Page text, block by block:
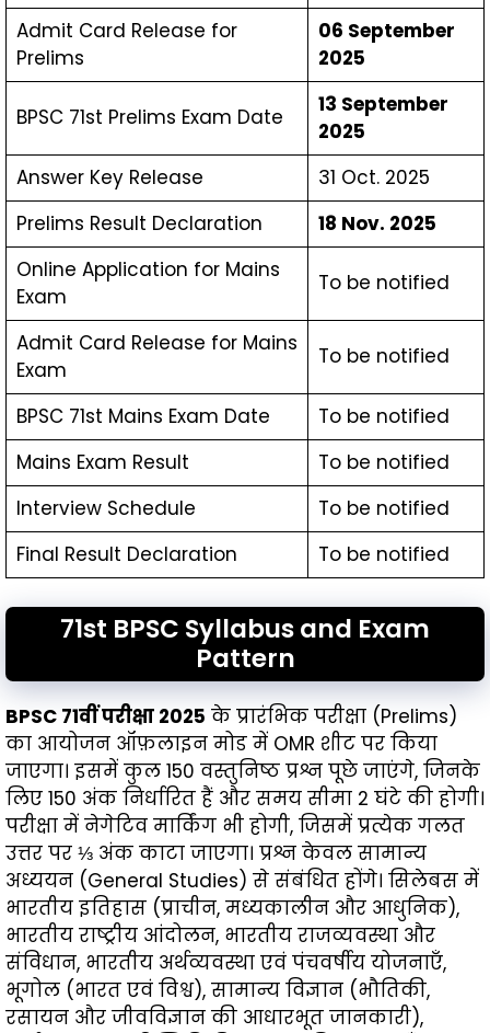
Admit Card Release for
Prelims
06 September
2025
BPSC 71st Prelims Exam Date
13 September
2025
Answer Key Release
31 Oct. 2025
Prelims Result Declaration
18 Nov. 2025
Online Application for Mains
Exam
To be notified
Admit Card Release for Mains
Exam
To be notified
BPSC 71st Mains Exam Date
To be notified
Mains Exam Result
To be notified
Interview Schedule
To be notified
Final Result Declaration
To be notified
71st BPSC Syllabus and Exam
Pattern
BPSC 71वीं परीक्षा 2025 के प्रारंभिक परीक्षा (Prelims)
का आयोजन ऑफ़लाइन मोड में OMR शीट पर किया
जाएगा। इसमें कुल 150 वस्तुनिष्ठ प्रश्न पूछे जाएंगे, जिनके
लिए 150 अंक निर्धारित हैं और समय सीमा 2 घंटे की होगी।
परीक्षा में नेगेटिव मार्किंग भी होगी, जिसमें प्रत्येक गलत
उत्तर पर ⅓ अंक काटा जाएगा। प्रश्न केवल सामान्य
अध्ययन (General Studies) से संबंधित होंगे। सिलेबस में
भारतीय इतिहास (प्राचीन, मध्यकालीन और आधुनिक),
भारतीय राष्ट्रीय आंदोलन, भारतीय राजव्यवस्था और
संविधान, भारतीय अर्थव्यवस्था एवं पंचवर्षीय योजनाएँ,
भूगोल (भारत एवं विश्व), सामान्य विज्ञान (भौतिकी,
रसायन और जीवविज्ञान की आधारभूत जानकारी),